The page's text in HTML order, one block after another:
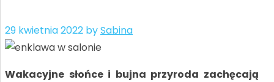
29 kwietnia 2022 bySabina
Wakacyjne słońce i bujna przyroda zachęcają